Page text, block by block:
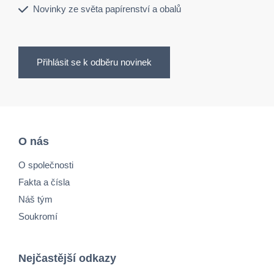
Novinky ze světa papírenství a obalů
Přihlásit se k odběru novinek
O nás
O společnosti
Fakta a čísla
Náš tým
Soukromí
Nejčastější odkazy